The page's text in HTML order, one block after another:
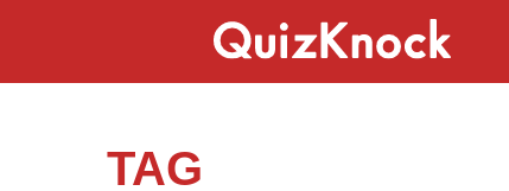
TAG